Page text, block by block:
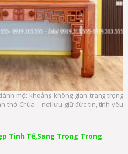
một khoảng không gian trang trọng
thờ Chúa – nơi lưu giữ đức tin, tình yêu
Tinh Tế,Sang Trọng Trong